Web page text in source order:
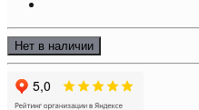
Нет в наличии